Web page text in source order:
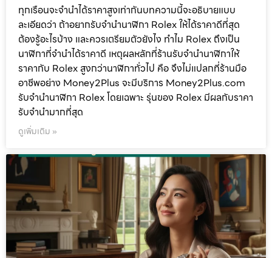
ทุกเรือนจะจำนำได้ราคาสูงเท่ากันบทความนี้จะอธิบายแบบ
ละเอียดว่า ถ้าอยากรับจำนำนาฬิกา Rolex ให้ได้ราคาดีที่สุด
ต้องรู้อะไรบ้าง และควรเตรียมตัวยังไง ทำไม Rolex ถึงเป็น
นาฬิกาที่จำนำได้ราคาดี เหตุผลหลักที่ร้านรับจำนำนาฬิกาให้
ราคากับ Rolex สูงกว่านาฬิกาทั่วไป คือ จึงไม่แปลกที่ร้านมือ
อาชีพอย่าง Money2Plus จะมีบริการ Money2Plus.com
รับจำนำนาฬิกา Rolex โดยเฉพาะ รุ่นของ Rolex มีผลกับราคา
รับจำนำมากที่สุด
ดูเพิ่มเติม »